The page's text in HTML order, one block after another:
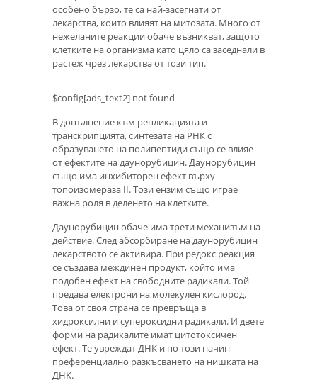
особено бързо, те са най-засегнати от
лекарства, които влияят на митозата. Много от
нежеланите реакции обаче възникват, защото
клетките на организма като цяло са заседнали в
растеж чрез лекарства от този тип.
$config[ads_text2] not found
В допълнение към репликацията и
транскрипцията, синтезата на РНК с
образуването на полипептиди също се влияе
от ефектите на даунорубицин. Даунорубицин
също има инхибиторен ефект върху
топоизомераза II. Този ензим също играе
важна роля в деленето на клетките.
Даунорубицин обаче има трети механизъм на
действие. След абсорбиране на даунорубицин
лекарството се активира. При редокс реакция
се създава междинен продукт, който има
подобен ефект на свободните радикали. Той
предава електрони на молекулен кислород.
Това от своя страна се превръща в
хидроксилни и супероксидни радикали. И двете
форми на радикалите имат цитотоксичен
ефект. Те увреждат ДНК и по този начин
преференциално разкъсването на нишката на
ДНК.